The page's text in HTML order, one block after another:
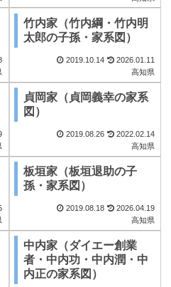
竹内家（竹内綱・竹内明
太郎の子孫・家系図）
2019.10.14
2026.01.11
高知県
貞岡家（貞岡義幸の家系
図）
2019.08.26
2022.02.14
高知県
板垣家（板垣退助の子
孫・家系図）
2019.08.18
2026.04.19
高知県
中内家（ダイエー創業
者・中内功・中内潤・中
内正の家系図）